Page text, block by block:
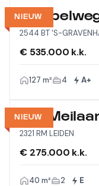
NIEUW
2544 BT 'S-
€ 535.000 k.k.
127 m² 4 A+
NIEUW
Vijf
2321 RM LEIDEN
€ 275.000 k.k.
40 m² 2 E